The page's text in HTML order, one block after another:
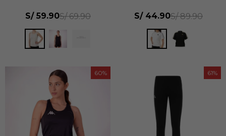
S/ 59.90S/ 69.90 S/ 44.90S/ 89.90
60 61